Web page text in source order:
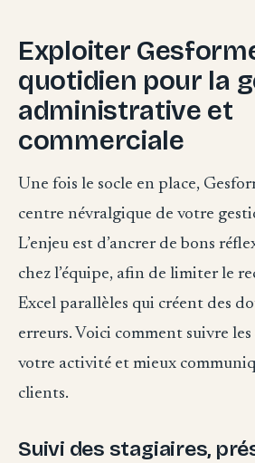
Exploiter
quotidien pour la
administrative et
commerciale
Une fois le socle en place,
centre névralgique de votre
L’enjeu est d’ancrer de bons
chez l’équipe, afin de limiter le
Excel parallèles qui créent des
erreurs. Voici comment suivre
votre activité et mieux
clients.
Suivi des stagiaires,